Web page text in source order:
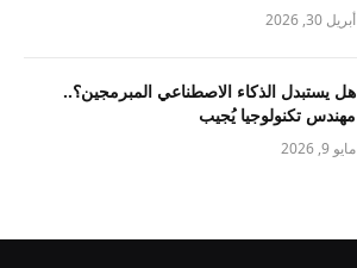
أبريل 30, 2026
هل يستبدل الذكاء الاصطناعي المبرمجين؟..
مهندس تكنولوجيا يُجيب
مايو 9, 2026